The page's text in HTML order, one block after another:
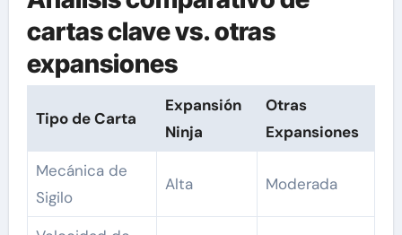
cartas clave vs. otras
expansiones
Tipo de Carta
Expansión
Ninja
Otras
Expansiones
Mecánica de
Sigilo
Alta Moderada